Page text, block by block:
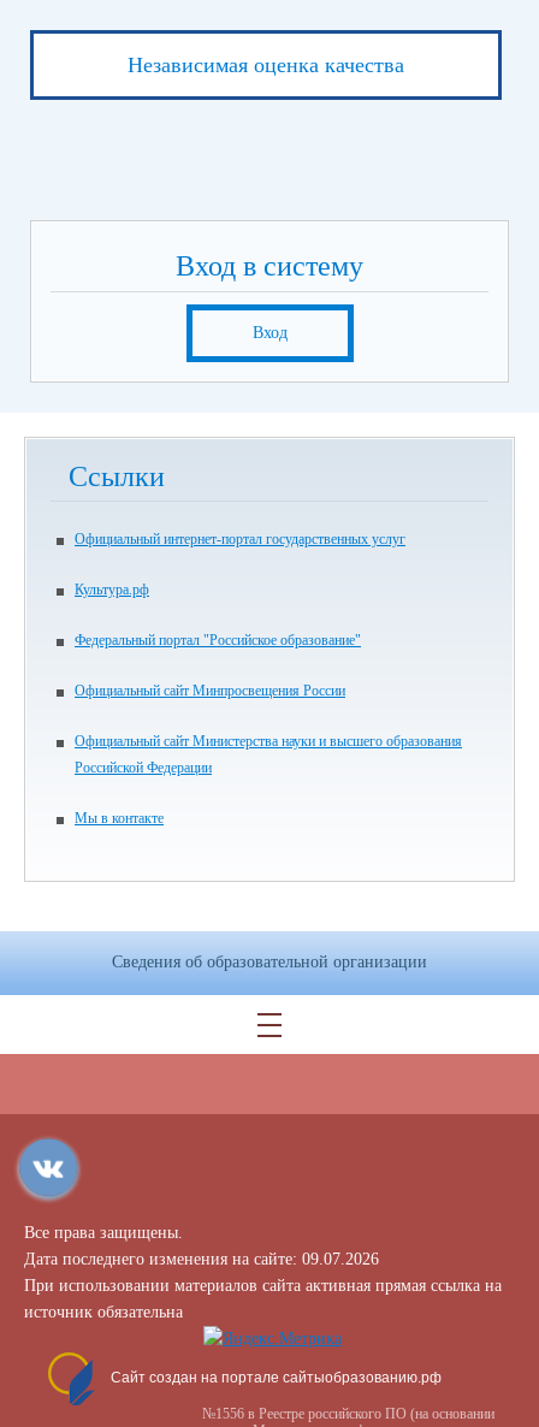
Независимая оценка качества
Вход в систему
Вход
Ссылки
Официальный интернет-портал государственных услуг
Культура.рф
Федеральный портал "Российское образование"
Официальный сайт Минпросвещения России
Официальный сайт Министерства науки и высшего образования
Российской Федерации
Мы в контакте
Сведения об образовательной организации
Все права защищены.
Дата последнего изменения на сайте: 09.07.2026
При использовании материалов сайта активная прямая ссылка на
источник обязательна
Сайт создан на портале сайтыобразованию.рф
№1556 в Реестре российского ПО (на основании